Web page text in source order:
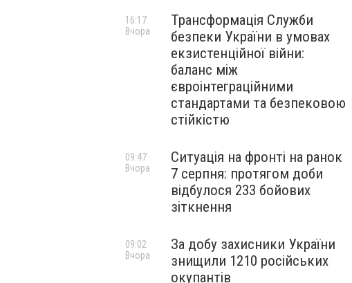
Трансформація Служби
безпеки України в умовах
екзистенційної війни:
баланс між
євроінтеграційними
стандартами та безпековою
стійкістю
16:17
Вчора
Ситуація на фронті на ранок
7 серпня: протягом доби
відбулося 233 бойових
зіткнення
09:47
Вчора
За добу захисники України
знищили 1210 російських
окупантів
09:02
Вчора